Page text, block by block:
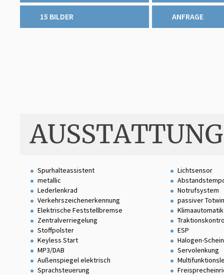
15 BILDER ANFRAGE
AUSSTATTUNG
Spurhalteassistent
Lichtsensor
metallic
Lederlenkrad
Notrufsystem
Verkehrszeichenerkennung
passiver
Elektrische Feststellbremse
Klimaautomatik
Zentralverriegelung
Stoffpolster
ESP
Keyless Start
Halogen-
MP3/DAB
Servolenkung
Außenspiegel elektrisch
Sprachsteuerung